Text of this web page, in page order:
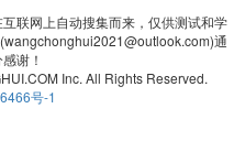
联网上自动搜集而来，仅供测试和学
通
谢！
Inc. All Rights Reserved.
号-1